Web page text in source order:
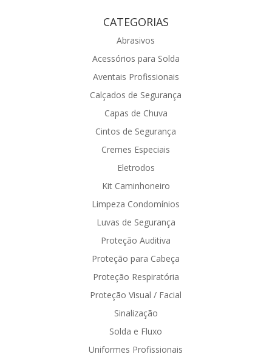
CATEGORIAS
Abrasivos
Acessórios para Solda
Aventais Profissionais
Calçados de Segurança
Capas de Chuva
Cintos de Segurança
Cremes Especiais
Eletrodos
Kit Caminhoneiro
Limpeza Condomínios
Luvas de Segurança
Proteção Auditiva
Proteção para Cabeça
Proteção Respiratória
Proteção Visual / Facial
Sinalização
Solda e Fluxo
Uniformes Profissionais